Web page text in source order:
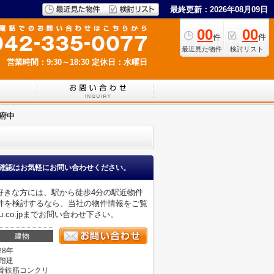
最終更新：2026年08月09日
00件
最近見た物件
00件
検討リスト
営業時間：9:30～18:30 定休日：水曜日
中
認はお気軽にお問い合わせください。
な方には、駅から徒歩4分の駅近物件
検討するなら、当社の物件情報をご覧
までお問い合わせ下さい。
建物
年
建
鉄筋コンクリ